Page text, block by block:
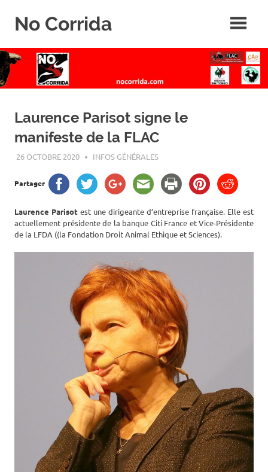
No Corrida
de
la
corrida
Laurence Parisot signe le
manifeste de la FLAC
26 OCTOBRE 2020 ROGER LAHANA
INFOS GÉNÉRALES
Partager
Laurence Parisot est une dirigeante d’entreprise française. Elle est
actuellement présidente de la banque Citi France et Vice-Présidente
de la LFDA ((la Fondation Droit Animal Ethique et Sciences).